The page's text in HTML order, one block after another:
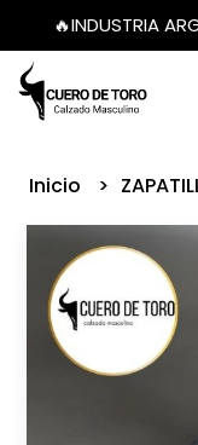
🔥INDUSTRIA
Inicio